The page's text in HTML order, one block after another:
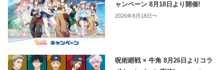
ャンペーン 8月18日より開催!
2026年8月18日〜
呪術廻戦 × 牛角 8月26日よりコラ